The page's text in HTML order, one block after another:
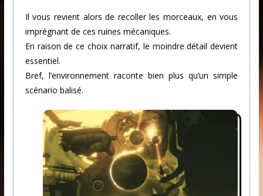
Il vous revient alors de recoller les morceaux, en vous
imprégnant de ces ruines mécaniques.
En raison de ce choix narratif, le moindre détail devient
essentiel.
Bref, l’environnement raconte bien plus qu’un simple
scénario balisé.